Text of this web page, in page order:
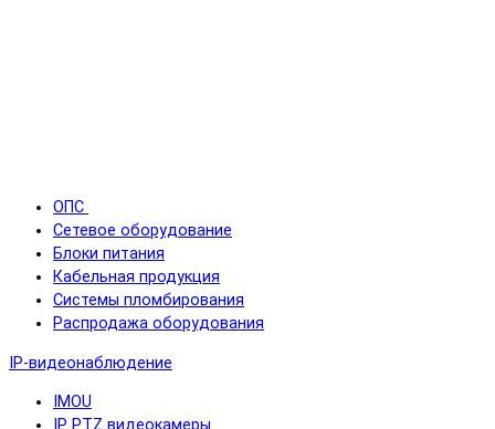
ОПС
Сетевое оборудование
Блоки питания
Кабельная продукция
Системы пломбирования
Распродажа оборудования
IP-видеонаблюдение
IMOU